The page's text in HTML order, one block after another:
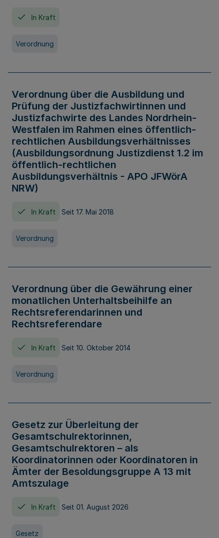
In Kraft
Verordnung
Verordnung über die Ausbildung und
Prüfung der Justizfachwirtinnen und
Justizfachwirte des Landes Nordrhein-
Westfalen im Rahmen eines öffentlich-
rechtlichen Ausbildungsverhältnisses
(Ausbildungsordnung Justizdienst 1.2 im
öffentlich-rechtlichen
Ausbildungsverhältnis - APO JFWörA
NRW)
In Kraft Seit 17. Mai 2018
Verordnung
Verordnung über die Gewährung einer
monatlichen Unterhaltsbeihilfe an
Rechtsreferendarinnen und
Rechtsreferendare
In Kraft Seit 10. Oktober 2014
Verordnung
Gesetz zur Überleitung der
Gesamtschulrektorinnen,
Gesamtschulrektoren – als
Koordinatorinnen oder Koordinatoren in
Ämter der Besoldungsgruppe A 13 mit
Amtszulage
In Kraft Seit 01. August 2026
Gesetz